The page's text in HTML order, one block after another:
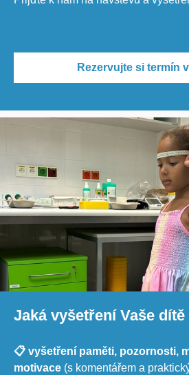
Rezervujte si termín
Jaká vyšetření Vaše
📋 vyšetření paměti, pozornosti,
motivace (s komentářem a